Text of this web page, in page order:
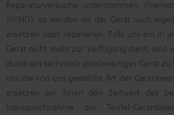
Reparaturversuche unternommen
MYND), so werden wir das Gerät nach
ersetzen oder reparieren. Falls uns ein in
Gerät nicht mehr zur Verfügung steht, sind
durch ein technisch gleichwertiges Gerät zu
uns die von uns gewählte Art der
ersetzen wir Ihnen den Zeitwert des
Inanspruchnahme der Teufel-